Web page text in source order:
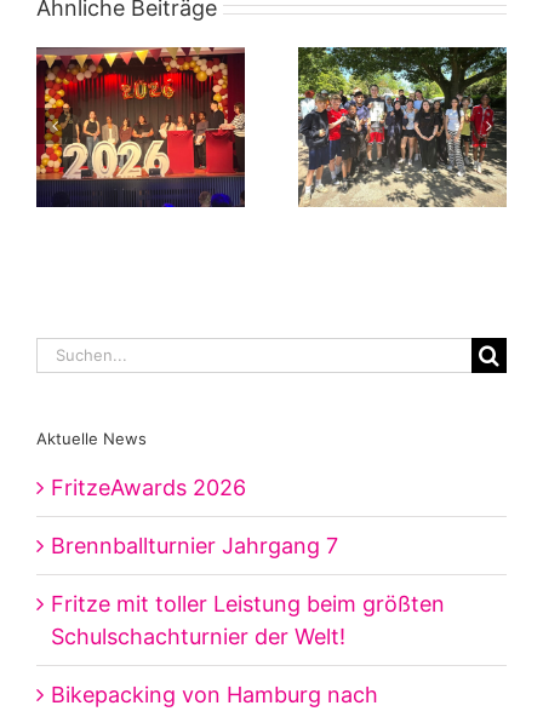
Ähnliche Beiträge
Suche
Aktuelle News
FritzeAwards 2026
Brennballturnier Jahrgang 7
Fritze mit toller Leistung beim größten
Schulschachturnier der Welt!
Bikepacking von Hamburg nach